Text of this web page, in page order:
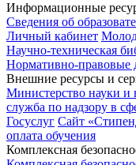
Информационные
Сведения об
Личный кабинет
Научно-техническая
Нормативно-правовые
Внешние ресурсы и
Министерство науки и
служба по надзору в
Госуслуг Сайт
оплата обучения
Комплексная